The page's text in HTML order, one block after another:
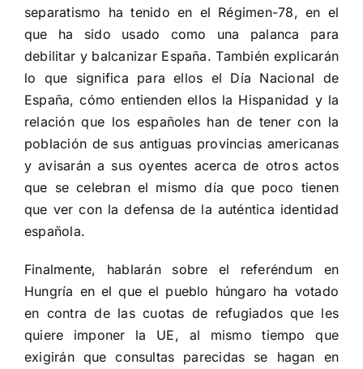
separatismo ha tenido en el Régimen-78, en el
que ha sido usado como una palanca para
debilitar y balcanizar España. También explicarán
lo que significa para ellos el Día Nacional de
España, cómo entienden ellos la Hispanidad y la
relación que los españoles han de tener con la
población de sus antiguas provincias americanas
y avisarán a sus oyentes acerca de otros actos
que se celebran el mismo día que poco tienen
que ver con la defensa de la auténtica identidad
española.
Finalmente, hablarán sobre el referéndum en
Hungría en el que el pueblo húngaro ha votado
en contra de las cuotas de refugiados que les
quiere imponer la UE, al mismo tiempo que
exigirán que consultas parecidas se hagan en